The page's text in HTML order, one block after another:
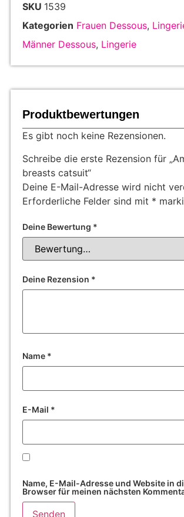
SKU 1539
Kategorien Frauen Dessous,
Männer Dessous, Lingerie
Produktbewertungen
Es gibt noch keine Rezensionen.
Schreibe die erste Rezension für
breasts catsuit“
Deine E-Mail-Adresse wird nicht
Erforderliche Felder sind mit *
Deine Bewertung *
Deine Rezension *
Name *
E-Mail *
Name, E-Mail-Adresse und Website in
Browser für meinen nächsten